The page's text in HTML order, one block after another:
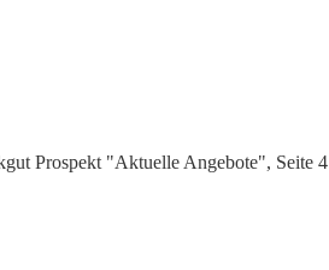
Prospekt "Aktuelle Angebote", Seite 4